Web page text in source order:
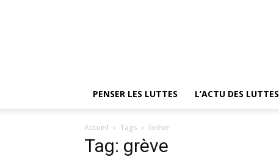
PENSER LES LUTTES L’ACTU DES LUTTES
Accueil Tags Grève
Tag: grève